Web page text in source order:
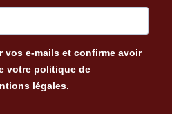
vos e-mails et confirme avoir
votre politique de
légales.